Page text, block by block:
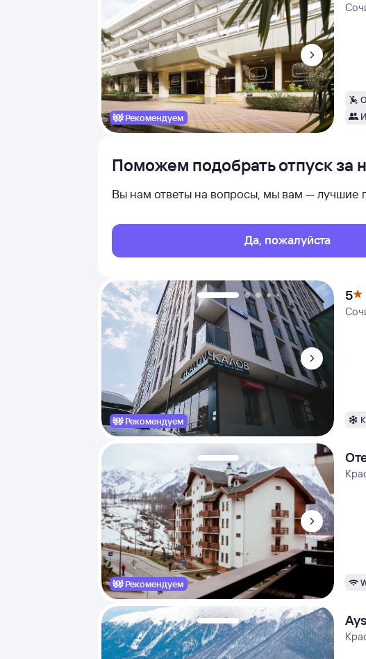
Рекомендуем
Поможем подобрать отпуск за
Вы нам ответы на вопросы, мы вам — лучшие
Да, пожалуйста
Рекомендуем
5
Рекомендуем